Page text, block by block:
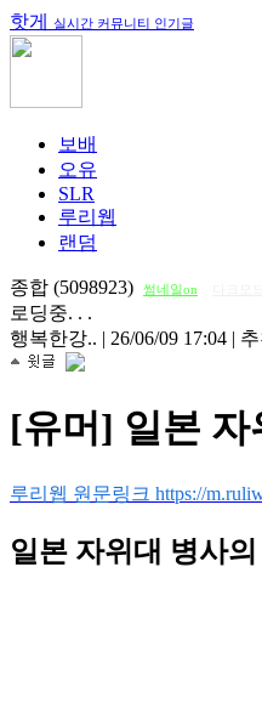
핫게 실시간 커뮤니티 인기글
보배
오유
SLR
루리웹
랜덤
종합 (5098923) 썸네일on
로딩중. . .
행복한강.. | 26/06/09 17:04 |
[유머] 일본 자
루리웹 원문링크 https://
일본 자위대 병사